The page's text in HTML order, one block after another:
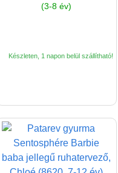
(3-8 év)
Készleten, 1 napon belül szállítható!